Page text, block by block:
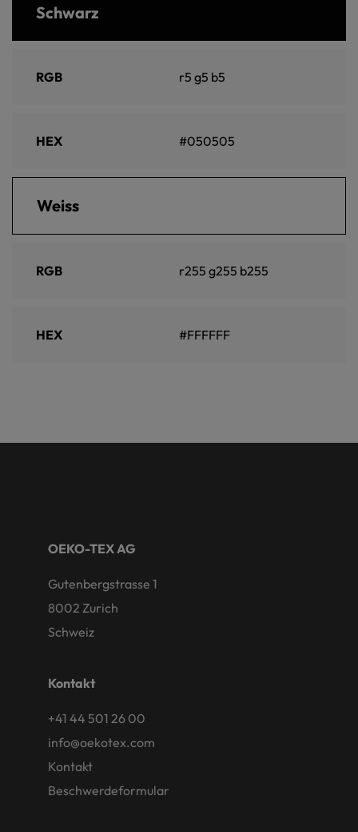
Schwarz
RGB r5 g5 b5
HEX #050505
Weiss
RGB r255 g255 b255
HEX #FFFFFF
OEKO-TEX AG
Gutenbergstrasse 1
8002 Zurich
Schweiz
Kontakt
+41 44 501 26 00
info@oekotex.com
Kontakt
Beschwerdeformular